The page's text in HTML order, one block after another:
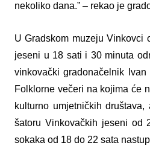
nekoliko dana.” – rekao je
U Gradskom muzeju Vinkovci
jeseni u 18 sati i 30 minuta
vinkovački gradonačelnik
Folklorne večeri na kojima će
kulturno umjetničkih
šatoru Vinkovačkih jeseni od
sokaka od 18 do 22 sata